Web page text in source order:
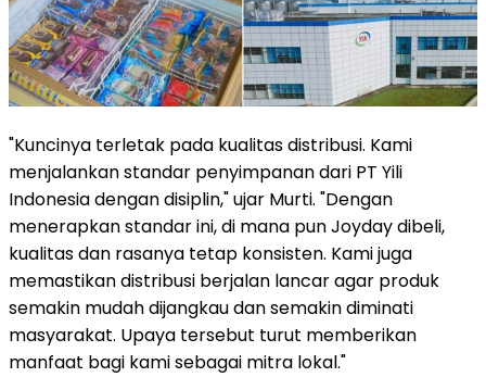
"Kuncinya terletak pada kualitas distribusi. Kami
menjalankan standar penyimpanan dari PT Yili
Indonesia dengan disiplin," ujar Murti. "Dengan
menerapkan standar ini, di mana pun Joyday dibeli,
kualitas dan rasanya tetap konsisten. Kami juga
memastikan distribusi berjalan lancar agar produk
semakin mudah dijangkau dan semakin diminati
masyarakat. Upaya tersebut turut memberikan
manfaat bagi kami sebagai mitra lokal."